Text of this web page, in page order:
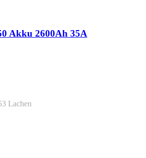
Akku 2600Ah 35A
Lachen